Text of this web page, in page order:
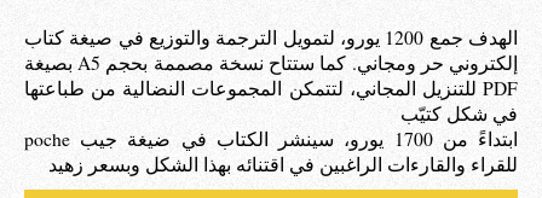
الهدف جمع 1200 يورو، لتمويل الترجمة والتوزيع في صيغة كتاب
إلكتروني حر ومجاني. كما ستتاح نسخة مصممة بحجم A5 بصيغة
PDF للتنزيل المجاني، لتتمكن المجموعات النضالية من طباعتها
في شكل كتيّب
ابتداءً من 1700 يورو، سينشر الكتاب في ضيغة جيب poche
للقراء والقارءات الراغبين في اقتنائه بهذا الشكل وبسعر زهيد